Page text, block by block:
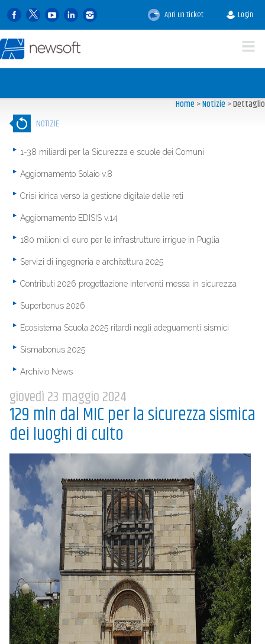
Apri un ticket Login
Home>Notizie>Dettaglio
NOTIZIE
1-38 miliardi per la Sicurezza e scuole dei Comuni
Aggiornamento Solaio v.8
Crisi idrica verso la gestione digitale delle reti
Aggiornamento EDISIS v.14
180 milioni di euro per le infrastrutture irrigue in Puglia
Servizi di ingegneria e architettura 2025
Contributi 2026 progettazione interventi messa in sicurezza
Superbonus 2026
Ecosistema Scuola 2025 ritardi negli adeguamenti sismici
Sismabonus 2025
Archivio News
giovedì 23 maggio 2024
129 mln dal MIC per la sicurezza sismica
dei luoghi di culto